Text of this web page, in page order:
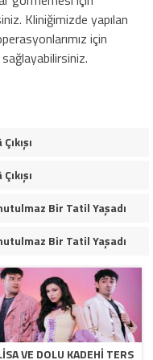
Kliniğimizde yapılan
için
Bir Tatil Yaşadı
Bir Tatil Yaşadı
VE DOLU KADEHI TERS